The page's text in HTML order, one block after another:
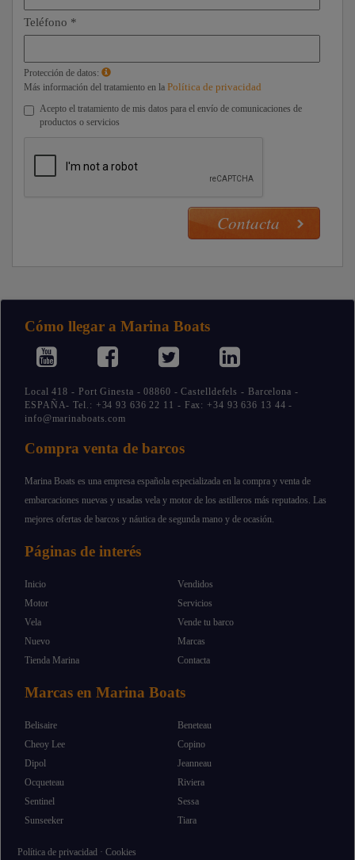
Teléfono *
Protección de datos:
Más información del tratamiento en la Política de privacidad
Acepto el tratamiento de mis datos para el envío de comunicaciones de
productos o servicios
Cómo llegar a Marina Boats
Local 418 - Port Ginesta - 08860 - Castelldefels - Barcelona -
ESPAÑA- Tel.: +34 93 636 22 11 - Fax: +34 93 636 13 44 -
info@marinaboats.com
Compra venta de barcos
Marina Boats es una empresa española especializada en la compra y venta de
embarcaciones nuevas y usadas vela y motor de los astilleros más reputados. Las
mejores ofertas de barcos y náutica de segunda mano y de ocasión.
Páginas de interés
Inicio
Motor
Vela
Nuevo
Tienda Marina
Vendidos
Servicios
Vende tu barco
Marcas
Contacta
Marcas en Marina Boats
Belisaire
Beneteau
Cheoy Lee
Copino
Dipol
Jeanneau
Ocqueteau
Riviera
Sentinel
Sessa
Sunseeker
Tiara
Política de privacidad · Cookies